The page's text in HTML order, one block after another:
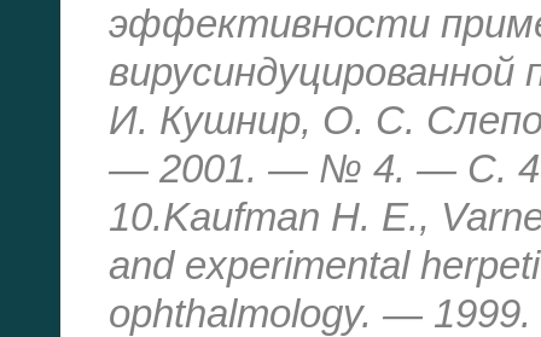
эффективности
И. Кушнир, О. С.
— 2001. — № 4. — С.
10.Kaufman H. E.,
and experimental
ophthalmology. —